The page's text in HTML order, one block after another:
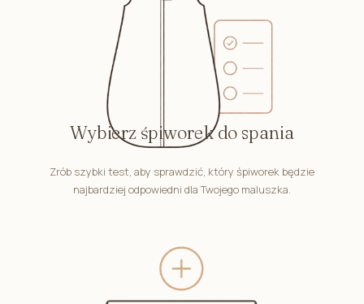
Wybierz śpiworek do spania
Zrób szybki test, aby sprawdzić, który śpiworek będzie
najbardziej odpowiedni dla Twojego maluszka.